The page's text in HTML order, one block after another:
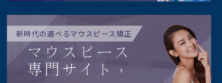
新時代の選べるマウスピース矯正
マウスピース
専門サイト